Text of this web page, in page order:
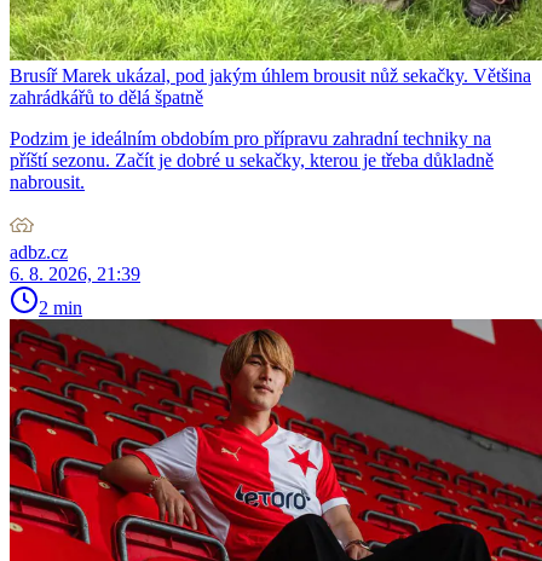
Brusíř Marek ukázal, pod jakým úhlem brousit nůž sekačky. Většina
zahrádkářů to dělá špatně
Podzim je ideálním obdobím pro přípravu zahradní techniky na
příští sezonu. Začít je dobré u sekačky, kterou je třeba důkladně
nabrousit.
adbz.cz
6. 8. 2026, 21:39
2 min